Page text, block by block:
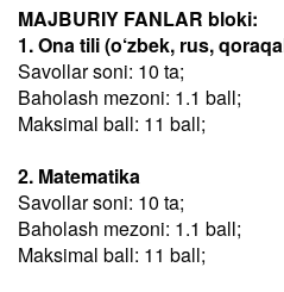
MAJBURIY FANLAR bloki:
1. Ona tili (o‘zbek, rus,
Savollar soni: 10 ta;
Baholash mezoni: 1.1 ball;
Maksimal ball: 11 ball;
2. Matematika
Savollar soni: 10 ta;
Baholash mezoni: 1.1 ball;
Maksimal ball: 11 ball;